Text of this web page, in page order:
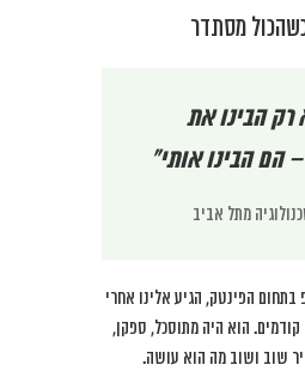
מסתדר
רק הבינו את
הם הבינו אותי”
מתל אביב
הפינטק, הגיע אלינו אחרי
הוא היה מתוסכל, ספקן,
שוב ושוב מה הוא עושה.